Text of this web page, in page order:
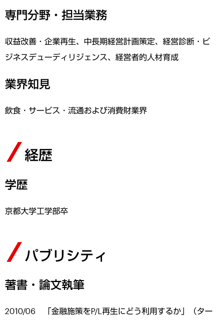
専門分野・担当業務
収益改善・企業再生、中長期経営計画策定、経営診断・ビ
ジネスデューディリジェンス、経営者的人材育成
業界知見
飲食・サービス・流通および消費財業界
経歴
学歴
京都大学工学部卒
パブリシティ
著書・論文執筆
2010/06 「金融施策をP/L再生にどう利用するか」（ター